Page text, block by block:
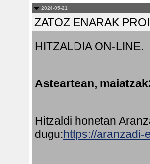
2024-05-21
ZATOZ ENARAK
HITZALDIA ON-LINE.
Asteartean,
Hitzaldi honetan
dugu:https://aranzadi-